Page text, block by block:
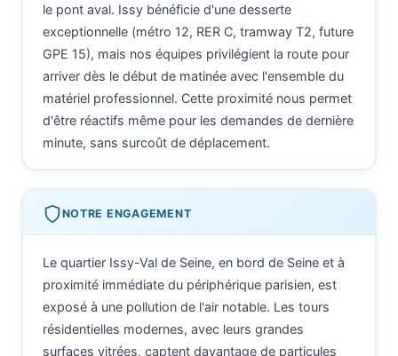
le pont aval. Issy bénéficie d'une desserte
exceptionnelle (métro 12, RER C, tramway T2, future
GPE 15), mais nos équipes privilégient la route pour
arriver dès le début de matinée avec l'ensemble du
matériel professionnel. Cette proximité nous permet
d'être réactifs même pour les demandes de dernière
minute, sans surcoût de déplacement.
NOTRE ENGAGEMENT
Le quartier Issy-Val de Seine, en bord de Seine et à
proximité immédiate du périphérique parisien, est
exposé à une pollution de l'air notable. Les tours
résidentielles modernes, avec leurs grandes
surfaces vitrées, captent davantage de particules